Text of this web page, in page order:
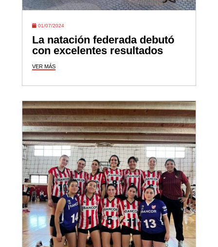
01/07/2024
La natación federada debutó
con excelentes resultados
VER MÁS